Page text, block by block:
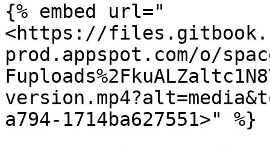
{% embed url="
<https://
prod.appspot.com/o/
a794-1714ba627551>" %}